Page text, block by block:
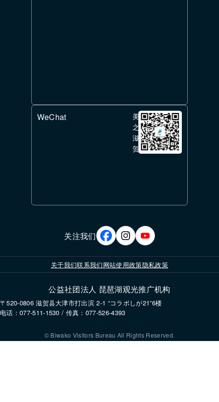
WeChat
美
之
滋
贺
关注我们
关于我们联系我们网站使用政策隐私政策
公益社团法人 琵琶湖观光推广机构
〒520-0806 滋贺县大津市打出滨 2-1 “コラボしが21”6楼
电话：077-511-1530 / 传真：077-526-4393
© Biwako Visitors Bureau All Rights Reserved.